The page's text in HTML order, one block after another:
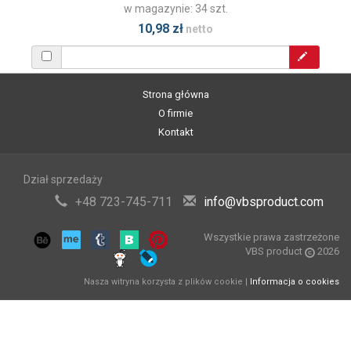
w magazynie: 34 szt.
10,98 zł netto
Strona główna
O firmie
Kontakt
Dział sprzedaży
+48 723-745-711 info@vbsproduct.com
Wszystkie prawa zastrzeżone
VBS product
2026
Nasza witryna korzysta z plików cookie | Informacja o cookies